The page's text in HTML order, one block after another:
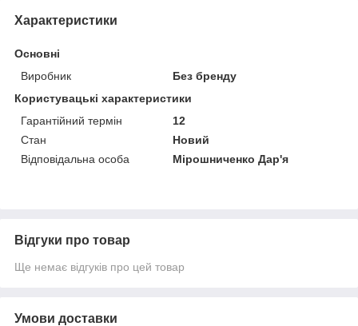
Характеристики
Основні
Виробник
Без бренду
Користувацькі характеристики
Гарантійний термін
12
Стан
Новий
Відповідальна особа
Мірошниченко Дар'я
Відгуки про товар
Ще немає відгуків про цей товар
Умови доставки